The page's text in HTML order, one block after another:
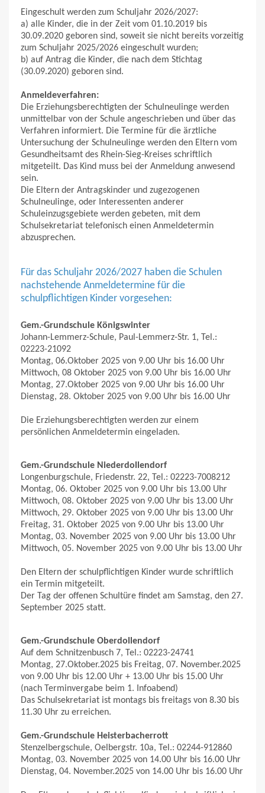
Eingeschult werden zum Schuljahr 2026/2027:
a) alle Kinder, die in der Zeit vom 01.10.2019 bis
30.09.2020 geboren sind, soweit sie nicht bereits vorzeitig
zum Schuljahr 2025/2026 eingeschult wurden;
b) auf Antrag die Kinder, die nach dem Stichtag
(30.09.2020) geboren sind.
Anmeldeverfahren:
Die Erziehungsberechtigten der Schulneulinge werden
unmittelbar von der Schule angeschrieben und über das
Verfahren informiert. Die Termine für die ärztliche
Untersuchung der Schulneulinge werden den Eltern vom
Gesundheitsamt des Rhein-Sieg-Kreises schriftlich
mitgeteilt. Das Kind muss bei der Anmeldung anwesend
sein.
Die Eltern der Antragskinder und zugezogenen
Schulneulinge, oder Interessenten anderer
Schuleinzugsgebiete werden gebeten, mit dem
Schulsekretariat telefonisch einen Anmeldetermin
abzusprechen.
Für das Schuljahr 2026/2027 haben die Schulen
nachstehende Anmeldetermine für die
schulpflichtigen Kinder vorgesehen:
Gem.-Grundschule Königswinter
Johann-Lemmerz-Schule, Paul-Lemmerz-Str. 1, Tel.:
02223-21092
Montag, 06.Oktober 2025 von 9.00 Uhr bis 16.00 Uhr
Mittwoch, 08 Oktober 2025 von 9.00 Uhr bis 16.00 Uhr
Montag, 27.Oktober 2025 von 9.00 Uhr bis 16.00 Uhr
Dienstag, 28. Oktober 2025 von 9.00 Uhr bis 16.00 Uhr
Die Erziehungsberechtigten werden zur einem
persönlichen Anmeldetermin eingeladen.
Gem.-Grundschule Niederdollendorf
Longenburgschule, Friedenstr. 22, Tel.: 02223-7008212
Montag, 06. Oktober 2025 von 9.00 Uhr bis 13.00 Uhr
Mittwoch, 08. Oktober 2025 von 9.00 Uhr bis 13.00 Uhr
Mittwoch, 29. Oktober 2025 von 9.00 Uhr bis 13.00 Uhr
Freitag, 31. Oktober 2025 von 9.00 Uhr bis 13.00 Uhr
Montag, 03. November 2025 von 9.00 Uhr bis 13.00 Uhr
Mittwoch, 05. November 2025 von 9.00 Uhr bis 13.00 Uhr
Den Eltern der schulpflichtigen Kinder wurde schriftlich
ein Termin mitgeteilt.
Der Tag der offenen Schultüre findet am Samstag, den 27.
September 2025 statt.
Gem.-Grundschule Oberdollendorf
Auf dem Schnitzenbusch 7, Tel.: 02223-24741
Montag, 27.Oktober.2025 bis Freitag, 07. November.2025
von 9.00 Uhr bis 12.00 Uhr + 13.00 Uhr bis 15.00 Uhr
(nach Terminvergabe beim 1. Infoabend)
Das Schulsekretariat ist montags bis freitags von 8.30 bis
11.30 Uhr zu erreichen.
Gem.-Grundschule Heisterbacherrott
Stenzelbergschule, Oelbergstr. 10a, Tel.: 02244-912860
Montag, 03. November 2025 von 14.00 Uhr bis 16.00 Uhr
Dienstag, 04. November.2025 von 14.00 Uhr bis 16.00 Uhr